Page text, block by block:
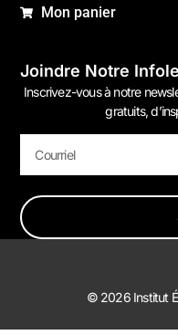
Mon panier
Joindre Notre
Inscrivez-vous à notre
gratuits,
© 2026 Institut